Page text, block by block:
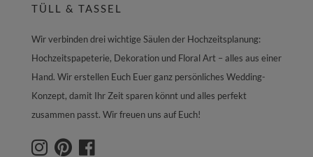
TÜLL & TASSEL
Wir verbinden drei wichtige Säulen der Hochzeitsplanung:
Hochzeitspapeterie, Dekoration und Floral Art – alles aus einer
Hand. Wir erstellen Euch Euer ganz persönliches Wedding-
Konzept, damit Ihr Zeit sparen könnt und alles perfekt
zusammen passt. Wir freuen uns auf Euch!